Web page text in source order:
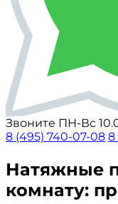
Звоните ПН-Вс
8 (495) 740-07-08 8
Натяжные
комнату: